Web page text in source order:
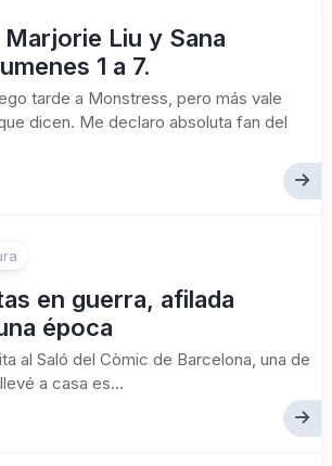
Liu y Sana
1 a 7.
tarde a Monstress, pero más vale
dicen. Me declaro absoluta fan del
en guerra, afilada
época
al Saló del Còmic de Barcelona, una de
a casa es...